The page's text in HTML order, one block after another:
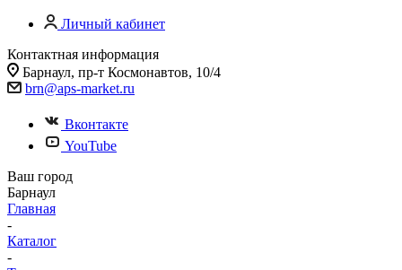
Личный кабинет
Контактная информация
Барнаул, пр-т Космонавтов, 10/4
brn@aps-market.ru
Вконтакте
YouTube
Ваш город
Барнаул
Главная
-
Каталог
-